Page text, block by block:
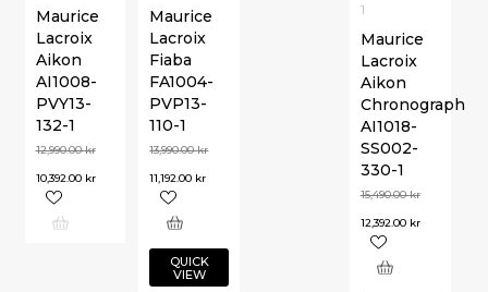
Maurice
Lacroix
Aikon
AI1008-
PVY13-
132-1
12,990.00kr
10,392.00 kr
1
Maurice
Lacroix
Aikon
Chronograph
AI1018-
SS002-
330-1
15,490.00kr
12,392.00 kr
Maurice
Lacroix
Fiaba
FA1004-
PVP13-
110-1
13,990.00kr
11,192.00 kr
QUICK
VIEW